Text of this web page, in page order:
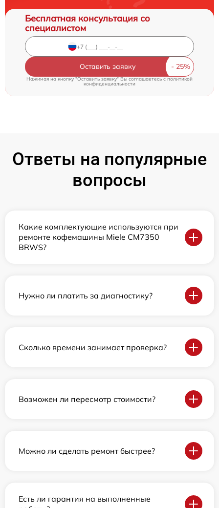
Бесплатная консультация со
специалистом
Оставить заявку
Нажимая на кнопку "Оставить заявку" Вы соглашаетесь cполитикой
конфиденциальности
Ответы на популярные
вопросы
Какие комплектующие используются при
ремонте кофемашины Miele CM7350
BRWS?
Нужно ли платить за диагностику?
Сколько времени занимает проверка?
Возможен ли пересмотр стоимости?
Можно ли сделать ремонт быстрее?
Есть ли гарантия на выполненные